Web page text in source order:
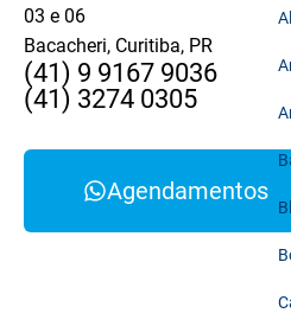
03 e 06
Bacacheri, Curitiba, PR
(41) 9 9167 9036
(41) 3274 0305
Agendamentos